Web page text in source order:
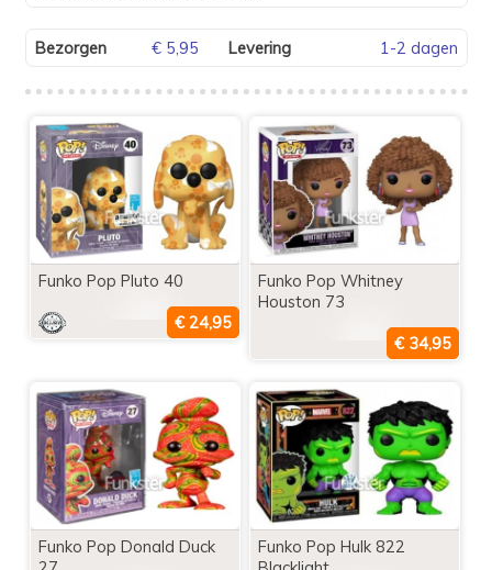
Bezorgen € 5,95 Levering 1-2 dagen
Funko Pop Pluto 40
Funko Pop Whitney
Houston 73
Funko Pop Donald Duck
Funko Pop Hulk 822